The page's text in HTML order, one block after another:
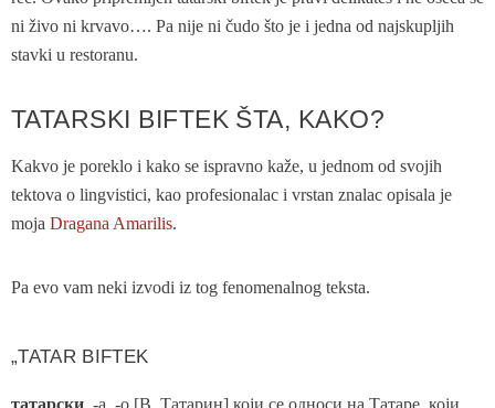
ni živo ni krvavo…. Pa nije ni čudo što je i jedna od najskupljih
stavki u restoranu.
TATARSKI BIFTEK ŠTA, KAKO?
Kakvo je poreklo i kako se ispravno kaže, u jednom od svojih
tektova o lingvistici, kao profesionalac i vrstan znalac opisala je
moja Dragana Amarilis.
Pa evo vam neki izvodi iz tog fenomenalnog teksta.
„TATAR BIFTEK
татарски , -а, -о [В. Татарин] који се односи на Татаре, који